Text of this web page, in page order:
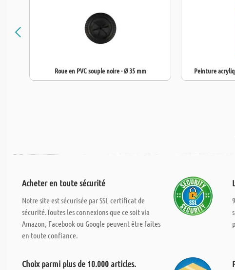
Roue en PVC souple noire - Ø 35 mm Peinture
Acheter en toute sécurité
Notre site est sécurisée par SSL certificat de
sécurité.Toutes les connexions que ce soit via
Amazon, Facebook ou Google peuvent être faites
en toute confiance.
Choix parmi plus de 10.000 articles.